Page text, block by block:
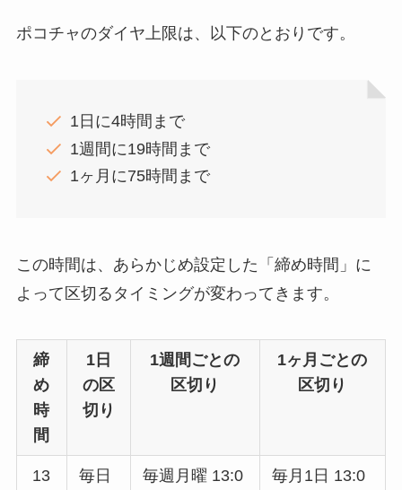
ポコチャのダイヤ上限は、以下のとおりです。
1日に4時間まで
1週間に19時間まで
1ヶ月に75時間まで
この時間は、あらかじめ設定した「締め時間」に
よって区切るタイミングが変わってきます。
締
め
時
間
1日
の区
切り
1週間ごとの
区切り
1ヶ月ごとの
区切り
13
毎日
毎週月曜 13:0
毎月1日 13:0